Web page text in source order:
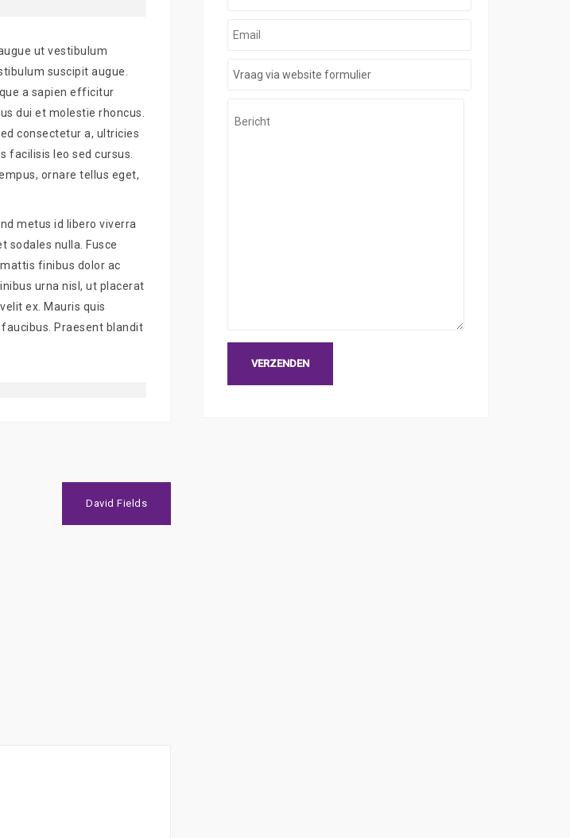
ut vestibulum
suscipit augue.
a sapien efficitur
dui et molestie rhoncus.
consectetur a, ultricies
facilisis leo sed cursus.
ornare tellus eget,
metus id libero viverra
sodales nulla. Fusce
finibus dolor ac
urna nisl, ut placerat
ex. Mauris quis
Praesent blandit
David Fields